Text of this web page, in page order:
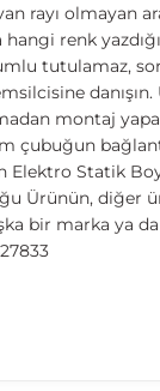
rayı olmayan
hangi renk
tutulamaz,
montaj
çubuğun
Elektro Statik
Ürünün, diğer
bir marka ya